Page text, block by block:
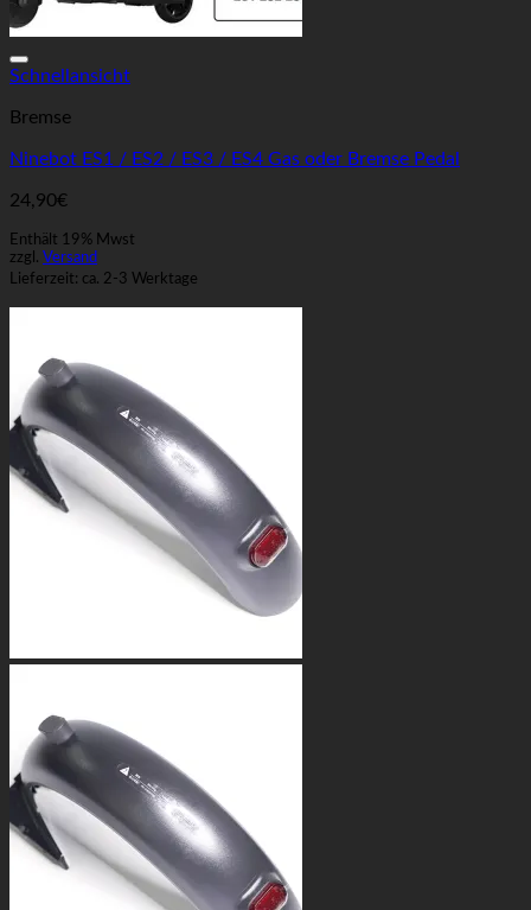
Schnellansicht
Bremse
Ninebot ES1 / ES2 / ES3 / ES4 Gas oder Bremse Pedal
24,90€
Enthält 19% Mwst
zzgl. Versand
Lieferzeit: ca. 2-3 Werktage